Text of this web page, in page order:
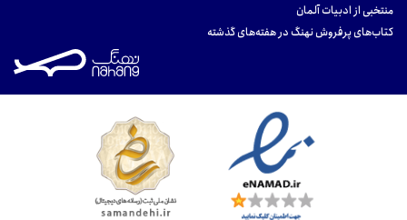
منتخبی از ادبیات آلمان
کتاب‌های پرفروش نهنگ در هفته‌های گذشته